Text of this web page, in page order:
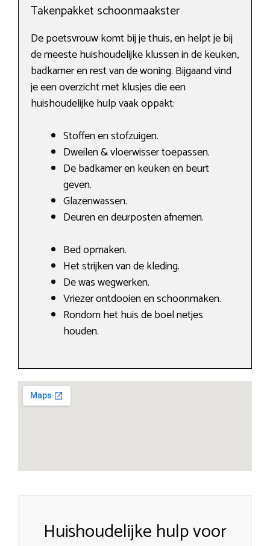
Takenpakket schoonmaakster
De poetsvrouw komt bij je thuis, en helpt je bij
de meeste huishoudelijke klussen in de keuken,
badkamer en rest van de woning. Bijgaand vind
je een overzicht met klusjes die een
huishoudelijke hulp vaak oppakt:
Stoffen en stofzuigen.
Dweilen & vloerwisser toepassen.
De badkamer en keuken en beurt
geven.
Glazenwassen.
Deuren en deurposten afnemen.
Bed opmaken.
Het strijken van de kleding.
De was wegwerken.
Vriezer ontdooien en schoonmaken.
Rondom het huis de boel netjes
houden.
Huishoudelijke hulp voor